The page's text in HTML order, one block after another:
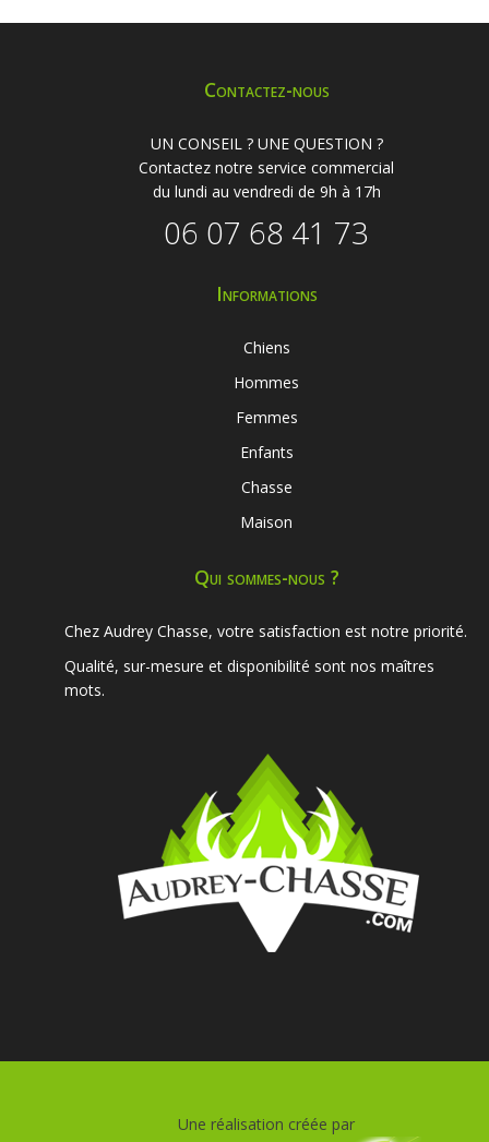
Contactez-nous
UN CONSEIL ? UNE QUESTION ?
Contactez notre service commercial
du lundi au vendredi de 9h à 17h
06 07 68 41 73
Informations
Chiens
Hommes
Femmes
Enfants
Chasse
Maison
Qui sommes-nous ?
Chez Audrey Chasse, votre satisfaction est notre priorité.
Qualité, sur-mesure et disponibilité sont nos maîtres
mots.
Une réalisation créée par